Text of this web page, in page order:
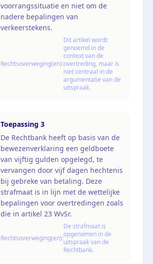
voorrangssituatie en niet om de
nadere bepalingen van
verkeerstekens.
Rechtsoverweging(en):
Dit artikel wordt
genoemd in de
context van de
overtreding, maar is
niet centraal in de
argumentatie van de
uitspraak.
Toepassing 3
De Rechtbank heeft op basis van de
bewezenverklaring een geldboete
van vijftig gulden opgelegd, te
vervangen door vijf dagen hechtenis
bij gebreke van betaling. Deze
strafmaat is in lijn met de wettelijke
bepalingen voor overtredingen zoals
die in artikel 23 WvSr.
Rechtsoverweging(en):
De strafmaat is
opgenomen in de
uitspraak van de
Rechtbank.